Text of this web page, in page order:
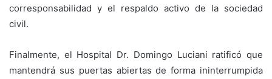
corresponsabilidad y el respaldo activo de la sociedad
civil.
Finalmente, el Hospital Dr. Domingo Luciani ratificó que
mantendrá sus puertas abiertas de forma ininterrumpida